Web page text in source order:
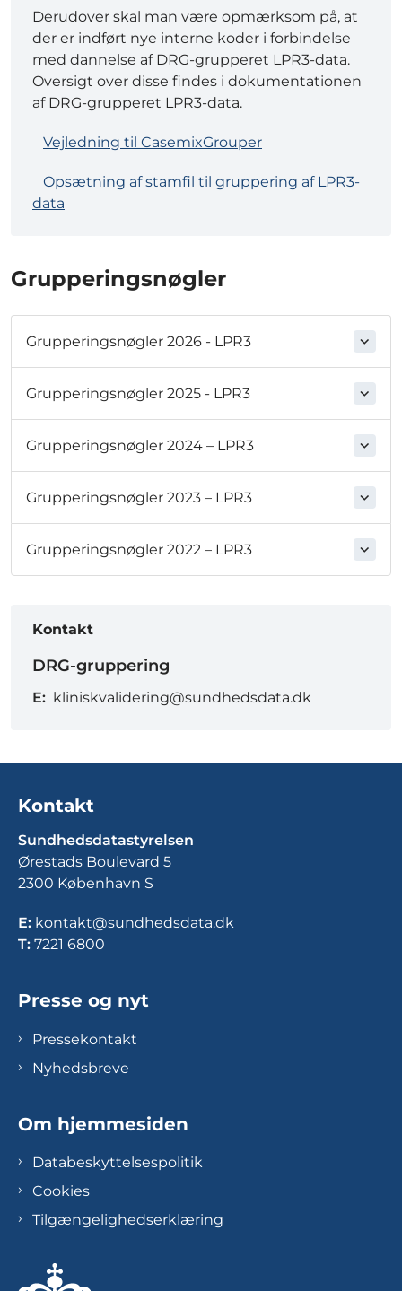
Derudover skal man være opmærksom på, at
der er indført nye interne koder i forbindelse
med dannelse af DRG-grupperet LPR3-data.
Oversigt over disse findes i dokumentationen
af DRG-grupperet LPR3-data.
Vejledning til CasemixGrouper
Opsætning af stamfil til gruppering af LPR3-
data
Grupperingsnøgler
Grupperingsnøgler 2026 - LPR3
Grupperingsnøgler 2025 - LPR3
Grupperingsnøgler 2024 – LPR3
Grupperingsnøgler 2023 – LPR3
Grupperingsnøgler 2022 – LPR3
Kontakt
DRG-gruppering
E: kliniskvalidering@sundhedsdata.dk
Kontakt
Sundhedsdatastyrelsen
Ørestads Boulevard 5
2300 København S
E: kontakt@sundhedsdata.dk
T: 7221 6800
Presse og nyt
Pressekontakt
Nyhedsbreve
Om hjemmesiden
Databeskyttelsespolitik
Cookies
Tilgængelighedserklæring